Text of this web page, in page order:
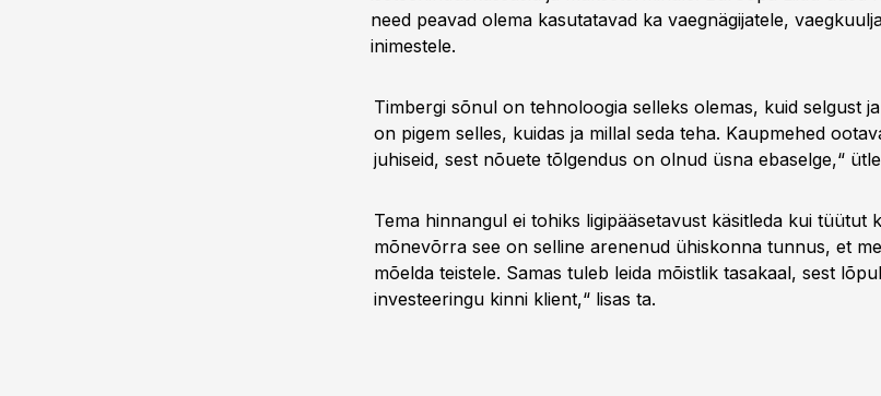
need peavad olema kasutatavad ka vaegnägijatele,
inimestele.
Timbergi sõnul on tehnoloogia selleks olemas, kuid selgust
on pigem selles, kuidas ja millal seda teha. Kaupmehed
juhiseid, sest nõuete tõlgendus on olnud üsna ebaselge,“
Tema hinnangul ei tohiks ligipääsetavust käsitleda kui tüütut
mõnevõrra see on selline arenenud ühiskonna tunnus, et
mõelda teistele. Samas tuleb leida mõistlik tasakaal, sest
investeeringu kinni klient,“ lisas ta.